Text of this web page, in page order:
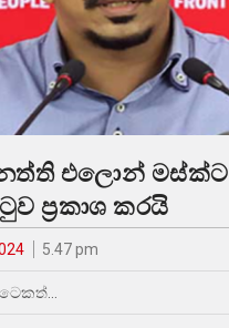
එලොන් මස්ක්ට
ප්‍රකාශ කරයි
5.47 pm